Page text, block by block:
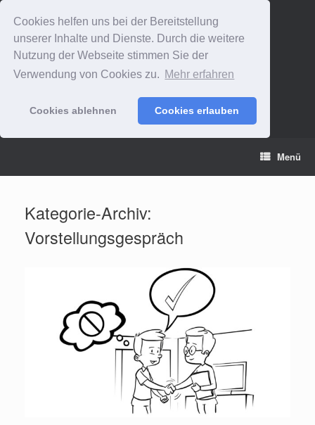
Cookies helfen uns bei der Bereitstellung
unserer Inhalte und Dienste. Durch die weitere
Nutzung der Webseite stimmen Sie der
Verwendung von Cookies zu. Mehr erfahren
Cookies ablehnen Cookies erlauben
Menü
Kategorie-Archiv:
Vorstellungsgespräch